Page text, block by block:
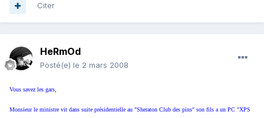
Citer
HeRmOd
Posté(e) le 2 mars 2008
Vous savez les gars,
Monsieur le ministre vit dans suite présidentielle au "Sheraton Club des pins" son fils a un PC "XPS